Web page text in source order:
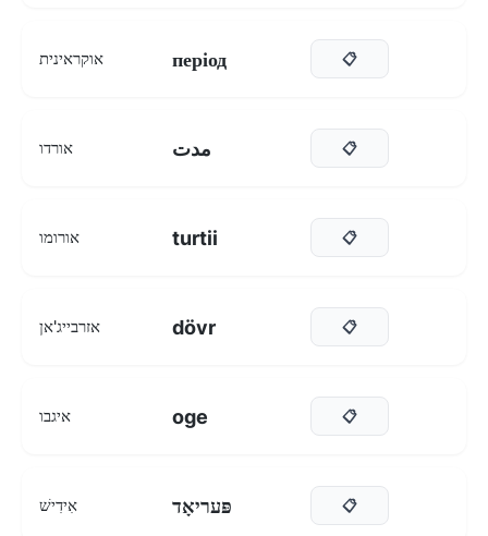
אוקראינית період 📋
אורדו مدت 📋
אורומו turtii 📋
אזרבייג'אן dövr 📋
איגבו oge 📋
אִידִישׁ פּעריאָד 📋